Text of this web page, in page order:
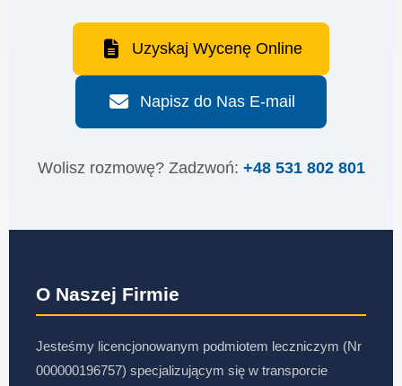
Uzyskaj Wycenę Online
Napisz do Nas E-mail
Wolisz rozmowę? Zadzwoń: +48 531 802 801
O Naszej Firmie
Jesteśmy licencjonowanym podmiotem leczniczym (Nr
000000196757) specjalizującym się w transporcie